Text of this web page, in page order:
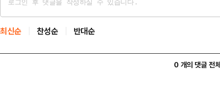
최신순 찬성순 반대순
0 개의 댓글 전